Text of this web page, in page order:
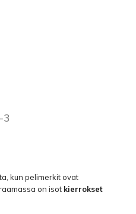
3
kun pelimerkit ovat
on isot kierrokset